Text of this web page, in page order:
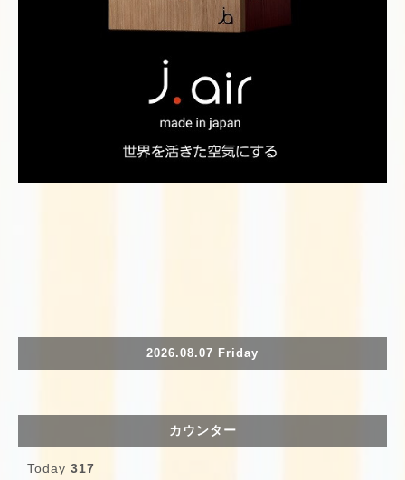
2026.08.07 Friday
カウンター
Today 317